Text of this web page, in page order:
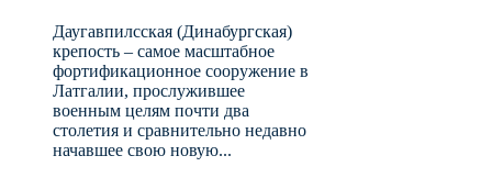
Даугавпилсская (Динабургская)
крепость – самое масштабное
фортификационное сооружение в
Латгалии, прослужившее
военным целям почти два
столетия и сравнительно недавно
начавшее свою новую...